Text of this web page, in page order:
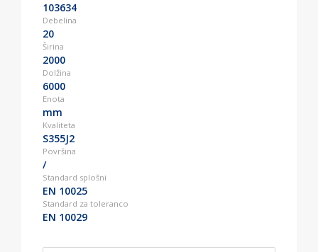
103634
Debelina
20
Širina
2000
Dolžina
6000
Enota
mm
Kvaliteta
S355J2
Površina
/
Standard splošni
EN 10025
Standard za toleranco
EN 10029